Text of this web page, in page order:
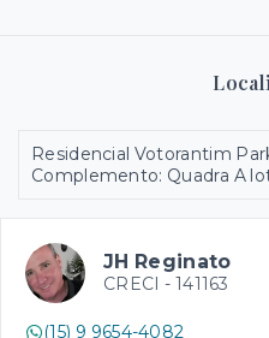
Residencial Votorantim
Complemento: Quadra A
JH Reginato
CRECI - 141163
(15) 9 9654-4082